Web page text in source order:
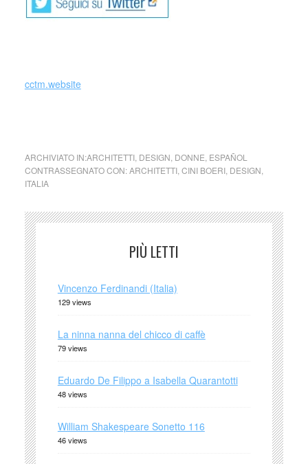
cctm.website
ARCHIVIATO IN:ARCHITETTI, DESIGN DONNE ESPAÑOL
CONTRASSEGNATO CON:ARCHITETTI, CINI BOERI, DESIGN
ITALIA
PIÙ LETTI
Vincenzo Ferdinandi (Italia)
129 views
La ninna nanna del chicco di caffè
79 views
Eduardo De Filippo a Isabella Quarantotti
48 views
William Shakespeare Sonetto 116
46 views